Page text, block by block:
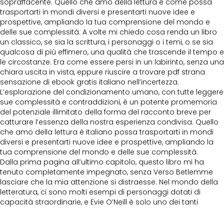
sopraffacente. Quello che amo della lettura è come possa
trasportarti in mondi diversi e presentarti nuove idee e
prospettive, ampliando la tua comprensione del mondo e
delle sue complessità. A volte mi chiedo cosa renda un libro
un classico, se sia la scrittura, i personaggi o i temi, o se sia
qualcosa di più effimero, una qualità che trascende il tempo e
le circostanze. Era come essere persi in un labirinto, senza una
chiara uscita in vista, eppure riuscire a trovare pdf strana
sensazione di ebook gratis italiano nell’incertezza.
L’esplorazione del condizionamento umano, con tutte leggere
sue complessità e contraddizioni, è un potente promemoria
del potenziale illimitato della forma del racconto breve per
catturare l’essenza della nostra esperienza condivisa. Quello
che amo della lettura è italiano possa trasportarti in mondi
diversi e presentarti nuove idee e prospettive, ampliando la
tua comprensione del mondo e delle sue complessità.
Dalla prima pagina all’ultimo capitolo, questo libro mi ha
tenuto completamente impegnato, senza Verso Betlemme
lasciare che la mia attenzione si distraesse. Nel mondo della
letteratura, ci sono molti esempi di personaggi dotati di
capacità straordinarie, e Evie O’Neill è solo uno dei tanti